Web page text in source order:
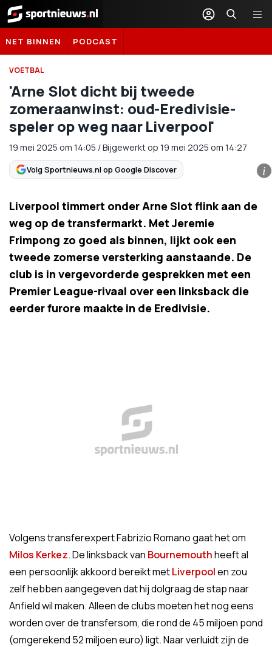
Sportnieuws.nl
NET BINNEN PODCAST
VOETBAL
'Arne Slot dicht bij tweede
zomeraanwinst: oud-Eredivisie-
speler op weg naar Liverpool'
19 mei 2025 om 14:05 /Bijgewerkt op 19 mei 2025 om 14:27
Volg Sportnieuws.nl op Google Discover i
Liverpool timmert onder Arne Slot flink aan de
weg op de transfermarkt. Met Jeremie
Frimpong zo goed als binnen, lijkt ook een
tweede zomerse versterking aanstaande. De
club is in vergevorderde gesprekken met een
Premier League-rivaal over een linksback die
eerder furore maakte in de Eredivisie.
Volgens transferexpert Fabrizio Romano gaat het om
Milos Kerkez. De linksback van Bournemouthheeft al
een persoonlijk akkoord bereikt metLiverpoolen zou
zelf hebben aangegeven dat hij dolgraag de stap naar
Anfield wil maken. Alleen de clubs moeten het nog eens
worden over de transfersom, die rond de 45 miljoen pond
(omgerekend 52 miljoen euro) ligt. Naar verluidt zijn de